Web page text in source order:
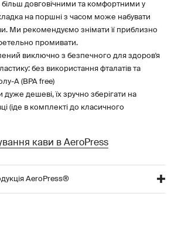
довговічними та комфортними у
на поршні з часом може набувати
Ми рекомендуємо знімати її приблизно
промивати.
виключно з безпечного для здоров'я
без використання фталатів та
А (BPA free)
дуже дешеві, їх зручно зберігати на
(іде в комплекті до класичного
кави в AeroPress
AeroPress®